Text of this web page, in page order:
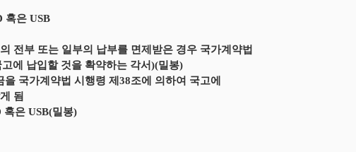
은 USB
전부 또는 일부의 납부를 면제받은 경우 국가계약법
에 납입할 것을 확약하는 각서)(밀봉)
국가계약법 시행령 제38조에 의하여 국고에
됨
은 USB(밀봉)